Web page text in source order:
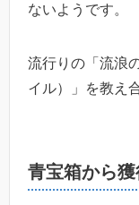
ないようです。
流行りの「流浪
イル）」を教え
青宝箱から